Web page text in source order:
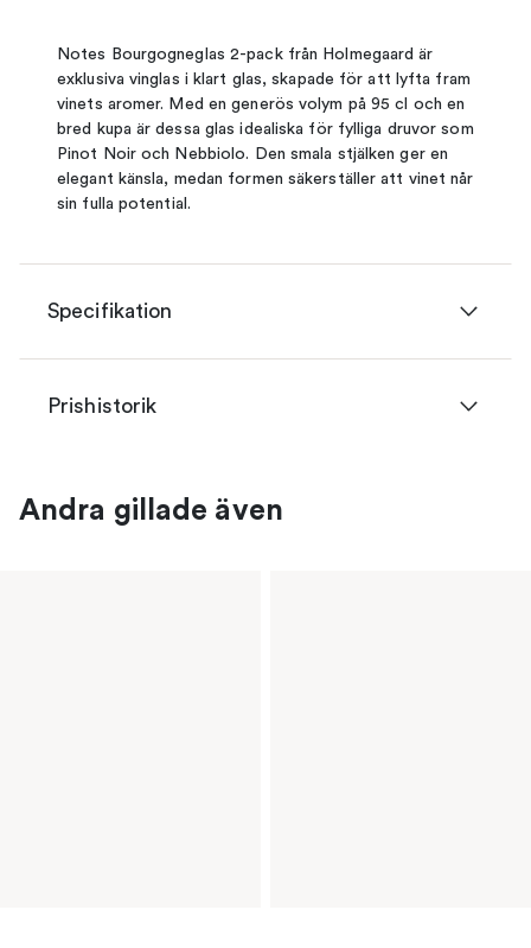
Notes Bourgogneglas 2-pack från Holmegaard är
exklusiva vinglas i klart glas, skapade för att lyfta fram
vinets aromer. Med en generös volym på 95 cl och en
bred kupa är dessa glas idealiska för fylliga druvor som
Pinot Noir och Nebbiolo. Den smala stjälken ger en
elegant känsla, medan formen säkerställer att vinet når
sin fulla potential.
Specifikation
Prishistorik
Andra gillade även